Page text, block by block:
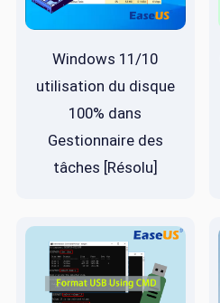
Windows 11/10
utilisation du disque
100% dans
Gestionnaire des
tâches [Résolu]